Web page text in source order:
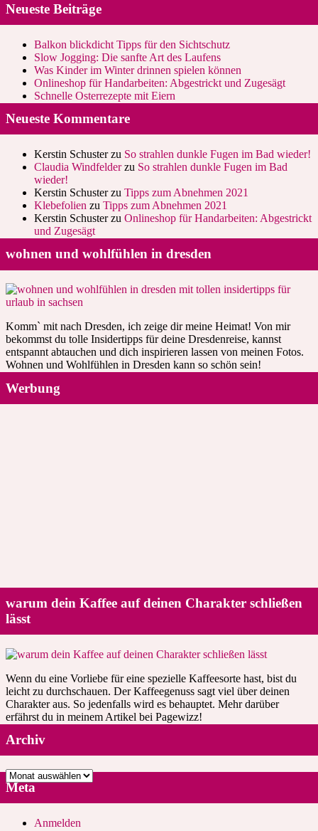
Neueste Beiträge
Balkon blickdicht Tipps für den Sichtschutz
Slow Jogging: Die sanfte Art des Laufens
Was Kinder im Winter drinnen spielen können
Onlineshop für Handarbeiten: Abgestrickt und Zugesägt
Schnelle Osterrezepte mit Eiern
Neueste Kommentare
Kerstin Schusterzu So strahlen dunkle Fugen im Bad wieder!
Claudia Windfelderzu So strahlen dunkle Fugen im Bad
wieder!
Kerstin Schusterzu Tipps zum Abnehmen 2021
Klebefolien zu Tipps zum Abnehmen 2021
Kerstin Schusterzu Onlineshop für Handarbeiten: Abgestrickt
und Zugesägt
wohnen und wohlfühlen in dresden
Komm` mit nach Dresden, ich zeige dir meine Heimat! Von mir
bekommst du tolle Insidertipps für deine Dresdenreise, kannst
entspannt abtauchen und dich inspirieren lassen von meinen Fotos.
Wohnen und Wohlfühlen in Dresden kann so schön sein!
Werbung
warum dein Kaffee auf deinen Charakter schließen
lässt
Wenn du eine Vorliebe für eine spezielle Kaffeesorte hast, bist du
leicht zu durchschauen. Der Kaffeegenuss sagt viel über deinen
Charakter aus. So jedenfalls wird es behauptet. Mehr darüber
erfährst du in meinem Artikel bei Pagewizz!
Archiv
Archiv
Meta
Anmelden